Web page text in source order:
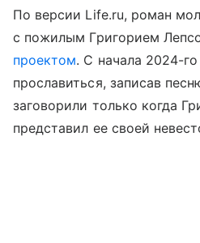
По версии Life.ru, роман
с пожилым Григорием
проектом. С начала 2024-
прославиться, записав
заговорили только когда
представил ее своей